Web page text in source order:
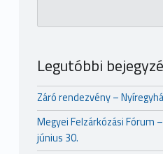
Legutóbbi
Záró rendezvény –
Megyei Felzárkózási Fórum
június 30.